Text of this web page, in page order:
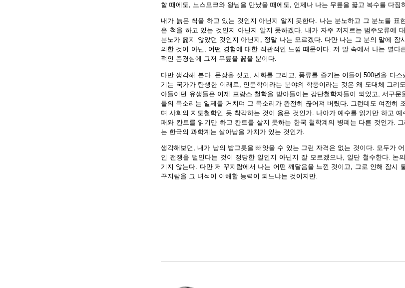
할 때에도, 노스모크와 왕님을 만났을 때에도, 언제나 나는 무릎을 꿇고 복수를 다짐
내가 늙은 척을 하고 있는 것인지 아닌지 알지 못한다. 나는 분노하고 그 분노를 표
은 척을 하고 있는 것인지 아닌지 알지 못하겠다. 내가 자주 저지르는 범주오류에
분노가 옳지 않았던 것인지 아닌지, 정말 나는 모르겠다. 다만 나는 그 분의 말에 잠
의한 것이 아닌, 어떤 경험에 대한 직관적인 느낌 때문이다. 저 말 속에서 나는 별다
적인 존경심에 그저 무릎을 꿇을 뿐이다.
다만 생각해 본다. 문장을 짓고, 시화를 그리고, 풍류를 즐기는 이들이 500년을 다
기는 국가가 탄생한 이래로, 인문학이라는 분야의 학풍이라는 것은 왜 도대체 그리
아들이던 유생들은 이제 프랑스 철학을 받아들이는 강단철학자들이 되었고, 서구
들의 목소리는 일제를 거치며 그 목소리가 완전히 끊어져 버렸다. 그런데도 여전히
며 사회의 지도철학인 듯 착각하는 것이 옳은 것인가. 나아가 예수를 읽기만 하고
패와 칸트를 읽기만 하고 칸트를 살지 못하는 한국 철학계의 병폐는 다른 것인가.
는 한국의 과학계는 살아남을 가치가 있는 것인가.
생각해보면, 내가 남의 밥그릇을 빼앗을 수 있는 그런 자격은 없는 것이다. 모두가
인 전쟁을 벌인다는 것이 정당한 일인지 아닌지 잘 모르겠으나, 일단 철수한다. 논
기지 않는다. 다만 저 꾸지람에서 나는 어떤 깨달음을 느낀 것이고, 그로 인해 잠시
꾸지람을 그 녀석이 이해할 능력이 되느냐는 것이지만.